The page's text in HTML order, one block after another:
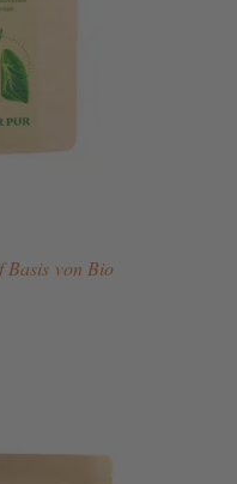
Basis von Bio